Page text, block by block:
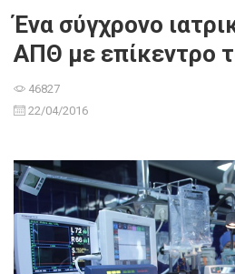
Ένα σύγχρονο
ΑΠΘ με επίκεντρο
46827
22/04/2016